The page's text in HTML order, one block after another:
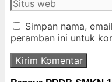
Simpan nama,
peramban ini untuk